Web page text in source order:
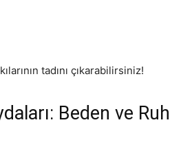
tadını çıkarabilirsiniz!
Beden ve Ruh